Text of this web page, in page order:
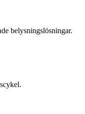
belysningslösningar.